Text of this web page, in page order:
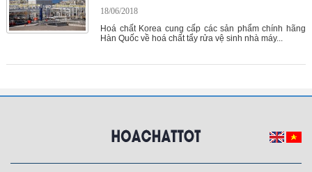
18/06/2018
Hoá chất Korea cung cấp các sản phẩm chính hãng
Hàn Quốc về hoá chất tẩy rửa vệ sinh nhà máy...